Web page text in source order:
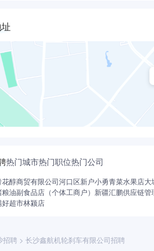
热门城市热门职位热门公司
醇商贸有限公司河口区新户小勇青菜水果店大
油副食品店（个体工商户） 新疆汇鹏供应链管
超市林颍店
招聘 > 长沙鑫航机轮刹车有限公司招聘